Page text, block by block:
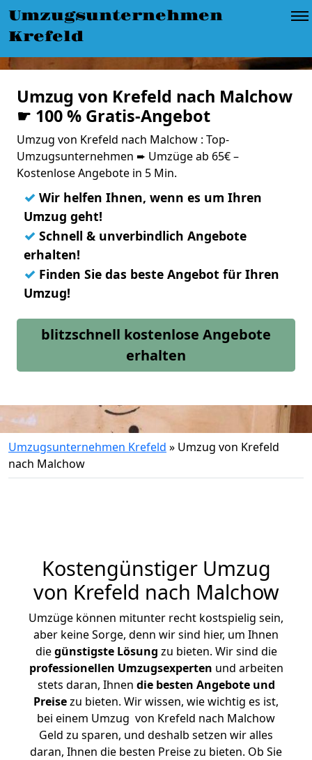
Umzugsunternehmen
Krefeld
Umzug von Krefeld nach Malchow
☛ 100 % Gratis-Angebot
Umzug von Krefeld nach Malchow : Top-
Umzugsunternehmen ➨ Umzüge ab 65€ –
Kostenlose Angebote in 5 Min.
✓ Wir helfen Ihnen, wenn es um Ihren
Umzug geht!
✓ Schnell & unverbindlich Angebote
erhalten!
✓ Finden Sie das beste Angebot für Ihren
Umzug!
blitzschnell kostenlose Angebote
erhalten
Umzugsunternehmen Krefeld » Umzug von Krefeld
nach Malchow
Kostengünstiger Umzug
von Krefeld nach Malchow
Umzüge können mitunter recht kostspielig sein,
aber keine Sorge, denn wir sind hier, um Ihnen
diegünstigste Lösung zu bieten. Wir sind die
professionellen Umzugsexperten und arbeiten
stets daran, Ihnen die besten Angebote und
Preisezu bieten. Wir wissen, wie wichtig es ist,
bei einem Umzug von Krefeld nach Malchow
Geld zu sparen, und deshalb setzen wir alles
daran, Ihnen die besten Preise zu bieten. Ob Sie